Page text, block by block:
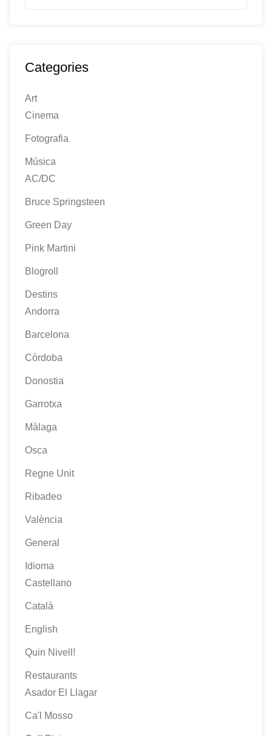
Categories
Art
Cinema
Fotografia
Música
AC/DC
Bruce Springsteen
Green Day
Pink Martini
Blogroll
Destins
Andorra
Barcelona
Còrdoba
Donostia
Garrotxa
Màlaga
Osca
Regne Unit
Ribadeo
València
General
Idioma
Castellano
Català
English
Quin Nivell!
Restaurants
Asador El Llagar
Ca'l Mosso